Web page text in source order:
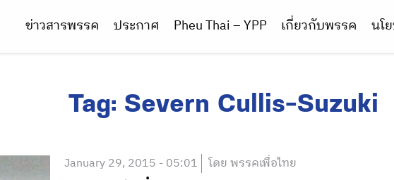
ข่าวสารพรรค ประกาศ Pheu Thai – YPP เกี่ยวกับพรรค นโ
Tag: Severn Cullis-Suzuki
January 29, 2015 - 05:01 โดย พรรคเพื่อไทย